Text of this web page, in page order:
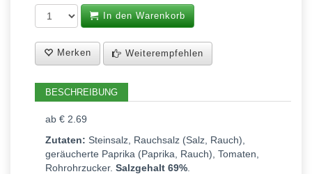
In den Warenkorb
Merken Weiterempfehlen
BESCHREIBUNG
ab € 2.69
Zutaten: Steinsalz, Rauchsalz (Salz, Rauch),
geräucherte Paprika (Paprika, Rauch), Tomaten,
Rohrohrzucker. Salzgehalt 69%